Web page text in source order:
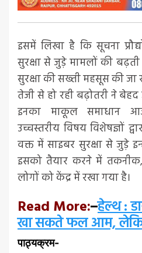
इसमें लिखा है कि सूचना
सुरक्षा से जुड़े मामलों की
सुरक्षा की सख्ती महसूस की जा
तेजी से हो रही बढ़ोतरी ने
इनका माकूल समाधान
उच्चस्तरीय विषय विशेषज्ञों
वक्त में साइबर सुरक्षा से जुड़े
इसको तैयार करने में
लोगों को केंद्र में रखा गया है।
Read More:–हेल्थ :
खा सकते फल आम,
पाठ्यक्रम-